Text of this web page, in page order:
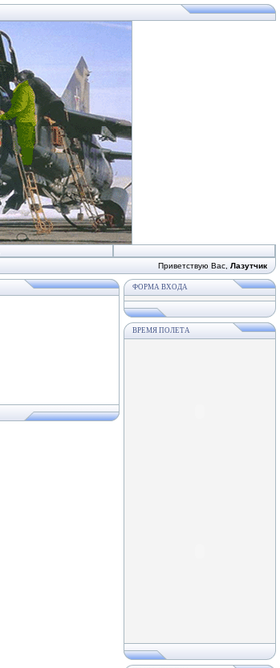
Приветствую Вас Лазутчик
ФОРМА ВХОДА
ВРЕМЯ ПОЛЕТА